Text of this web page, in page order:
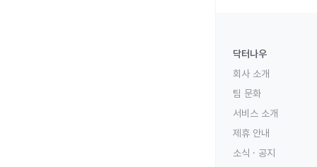
닥터나우
회사 소개
팀 문화
서비스 소개
제휴 안내
소식 · 공지